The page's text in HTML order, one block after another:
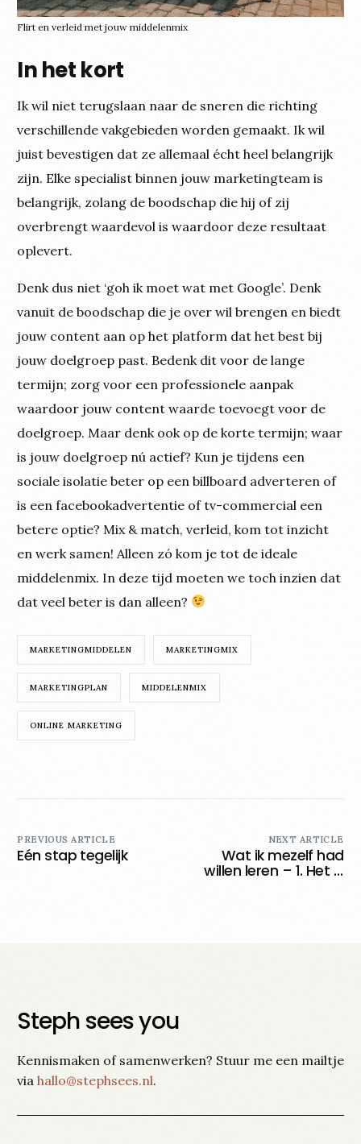
Flirt en verleid met jouw middelenmix
In het kort
Ik wil niet terugslaan naar de sneren die richting
verschillende vakgebieden worden gemaakt. Ik wil
juist bevestigen dat ze allemaal écht heel belangrijk
zijn. Elke specialist binnen jouw marketingteam is
belangrijk, zolang de boodschap die hij of zij
overbrengt waardevol is waardoor deze resultaat
oplevert.
Denk dus niet ‘goh ik moet wat met Google’. Denk
vanuit de boodschap die je over wil brengen en biedt
jouw content aan op het platform dat het best bij
jouw doelgroep past. Bedenk dit voor de lange
termijn; zorg voor een professionele aanpak
waardoor jouw content waarde toevoegt voor de
doelgroep. Maar denk ook op de korte termijn; waar
is jouw doelgroep nú actief? Kun je tijdens een
sociale isolatie beter op een billboard adverteren of
is een facebookadvertentie of tv-commercial een
betere optie? Mix & match, verleid, kom tot inzicht
en werk samen! Alleen zó kom je tot de ideale
middelenmix. In deze tijd moeten we toch inzien dat
dat veel beter is dan alleen?
MARKETINGMIDDELEN MARKETINGMIX
MARKETINGPLAN MIDDELENMIX
ONLINE MARKETING
PREVIOUS ARTICLE
Eén stap tegelijk
NEXT ARTICLE
Wat ik mezelf had
willen leren – 1. Het is
Steph sees you
Kennismaken of samenwerken? Stuur me een mailtje
via hallo@stephsees.nl.